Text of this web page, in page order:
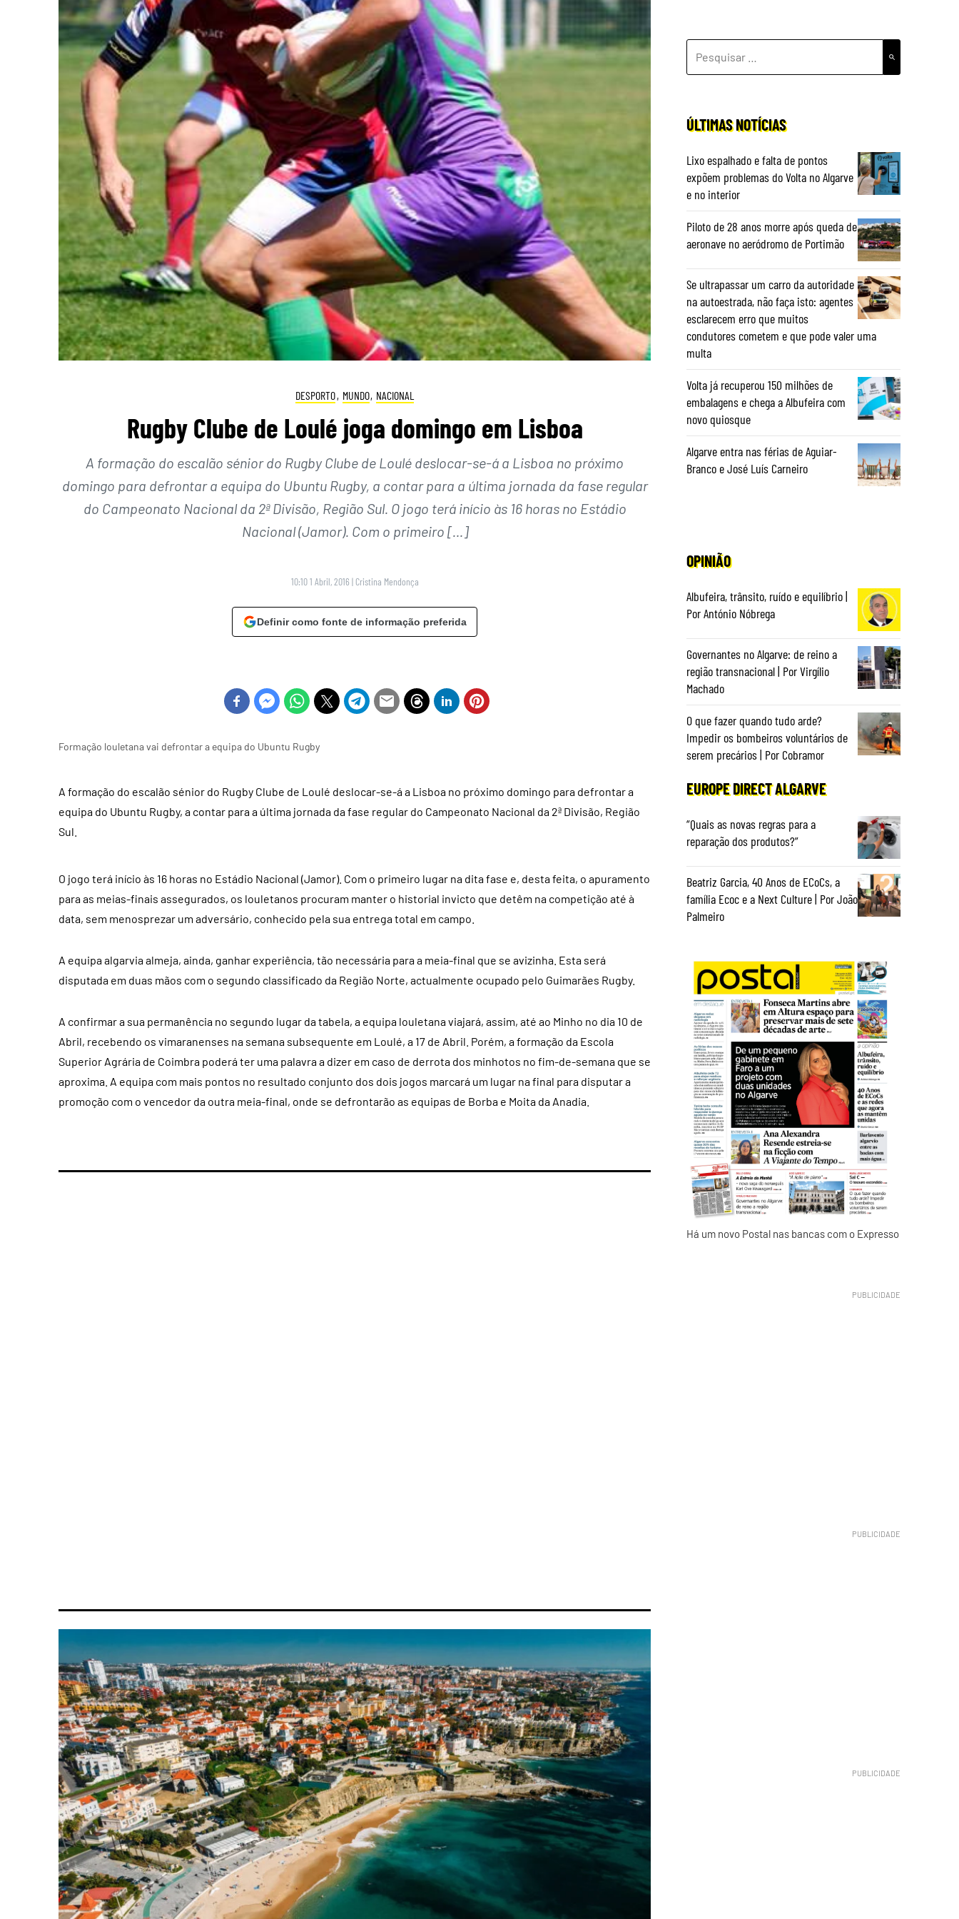
DESPORTO, MUNDO, NACIONAL
Rugby Clube de Loulé joga domingo em Lisboa
A formação do escalão sénior do Rugby Clube de Loulé deslocar-se-á a Lisboa no próximo
domingo para defrontar a equipa do Ubuntu Rugby, a contar para a última jornada da fase regular
do Campeonato Nacional da 2ª Divisão, Região Sul. O jogo terá início às 16 horas no Estádio
Nacional (Jamor). Com o primeiro […]
10:10 1 Abril, 2016 | Cristina Mendonça
Definir como fonte de informação preferida
Formação louletana vai defrontar a equipa do Ubuntu Rugby
A formação do escalão sénior do Rugby Clube de Loulé deslocar-se-á a Lisboa no próximo domingo para defrontar a
equipa do Ubuntu Rugby, a contar para a última jornada da fase regular do Campeonato Nacional da 2ª Divisão, Região
Sul.
O jogo terá início às 16 horas no Estádio Nacional (Jamor). Com o primeiro lugar na dita fase e, desta feita, o apuramento
para as meias-finais assegurados, os louletanos procuram manter o historial invicto que detêm na competição até à
data, sem menosprezar um adversário, conhecido pela sua entrega total em campo.
A equipa algarvia almeja, ainda, ganhar experiência, tão necessária para a meia-final que se avizinha. Esta será
disputada em duas mãos com o segundo classificado da Região Norte, actualmente ocupado pelo Guimarães Rugby.
A confirmar a sua permanência no segundo lugar da tabela, a equipa louletana viajará, assim, até ao Minho no dia 10 de
Abril, recebendo os vimaranenses na semana subsequente em Loulé, a 17 de Abril. Porém, a formação da Escola
Superior Agrária de Coimbra poderá ter uma palavra a dizer em caso de derrota dos minhotos no fim-de-semana que se
aproxima. A equipa com mais pontos no resultado conjunto dos dois jogos marcará um lugar na final para disputar a
promoção com o vencedor da outra meia-final, onde se defrontarão as equipas de Borba e Moita da Anadia.
POR:
ÚLTIMAS NOTÍCIAS
Lixo espalhado e falta de pontos
expõem problemas do Volta no Algarve
e no interior
Piloto de 28 anos morre após queda de
aeronave no aeródromo de Portimão
Se ultrapassar um carro da autoridade
na autoestrada, não faça isto: agentes
esclarecem erro que muitos
condutores cometem e que pode valer uma
multa
Volta já recuperou 150 milhões de
embalagens e chega a Albufeira com
novo quiosque
Algarve entra nas férias de Aguiar-
Branco e José Luís Carneiro
OPINIÃO
Albufeira, trânsito, ruído e equilíbrio |
Por António Nóbrega
Governantes no Algarve: de reino a
região transnacional | Por Virgílio
Machado
O que fazer quando tudo arde?
Impedir os bombeiros voluntários de
serem precários | Por Cobramor
EUROPE DIRECT ALGARVE
“Quais as novas regras para a
reparação dos produtos?”
Beatriz Garcia, 40 Anos de ECoCs, a
família Ecoc e a Next Culture | Por João
Palmeiro
Há um novo Postal nas bancas com o Expresso